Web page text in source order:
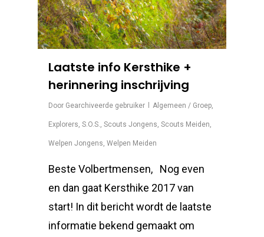
Laatste info Kersthike +
herinnering inschrijving
Door Gearchiveerde gebruiker Algemeen / Groep,
Explorers, S.O.S., Scouts Jongens, Scouts Meiden,
Welpen Jongens, Welpen Meiden
Beste Volbertmensen, Nog even
en dan gaat Kersthike 2017 van
start! In dit bericht wordt de laatste
informatie bekend gemaakt om